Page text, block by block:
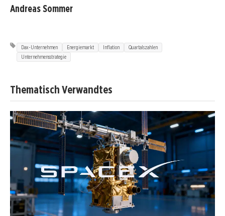
Andreas Sommer
Dax-Unternehmen Energiemarkt Inflation
Quartalszahlen
Unternehmensstrategie
Thematisch Verwandtes